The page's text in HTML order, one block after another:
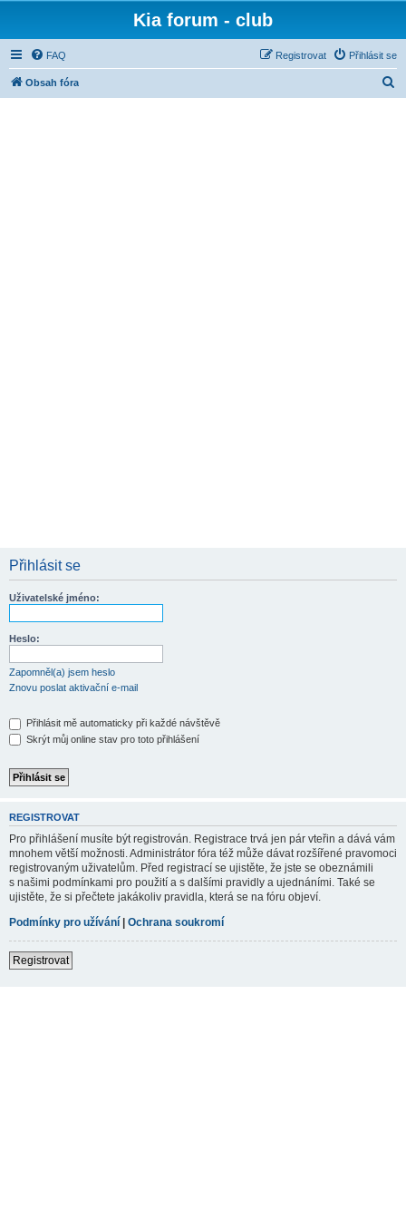
Kia forum - club
FAQ Přihlásit se
Registrovat
Obsah fóra
Přihlásit se
Uživatelské jméno:
Heslo:
Zapomněl(a) jsem heslo
Znovu poslat aktivační e-mail
Přihlásit mě automaticky při každé návštěvě
Skrýt můj online stav pro toto přihlášení
REGISTROVAT
Pro přihlášení musíte být registrován. Registrace trvá jen pár vteřin a dává vám
mnohem větší možnosti. Administrátor fóra též může dávat rozšířené pravomoci
registrovaným uživatelům. Před registrací se ujistěte, že jste se obeznámili
s našimi podmínkami pro použití a s dalšími pravidly a ujednáními. Také se
ujistěte, že si přečtete jakákoliv pravidla, která se na fóru objeví.
Podmínky pro užívání | Ochrana soukromí
Registrovat